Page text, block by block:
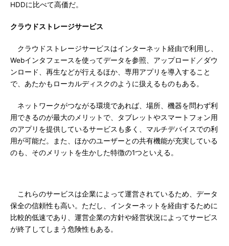
HDDに比べて高価だ。
クラウドストレージサービス
クラウドストレージサービスはインターネット経由で利用し、
Webインタフェースを使ってデータを参照、アップロード／ダウ
ンロード、再生などが行えるほか、専用アプリを導入すること
で、あたかもローカルディスクのように扱えるものもある。
ネットワークがつながる環境であれば、場所、機器を問わず利
用できるのが最大のメリットで、タブレットやスマートフォン用
のアプリを提供しているサービスも多く、マルチデバイスでの利
用が可能だ。また、ほかのユーザーとの共有機能が充実している
のも、そのメリットを生かした特徴の1つといえる。
これらのサービスは企業によって運営されているため、データ
保全の信頼性も高い。ただし、インターネットを経由するために
比較的低速であり、運営企業の方針や経営状況によってサービス
が終了してしまう危険性もある。